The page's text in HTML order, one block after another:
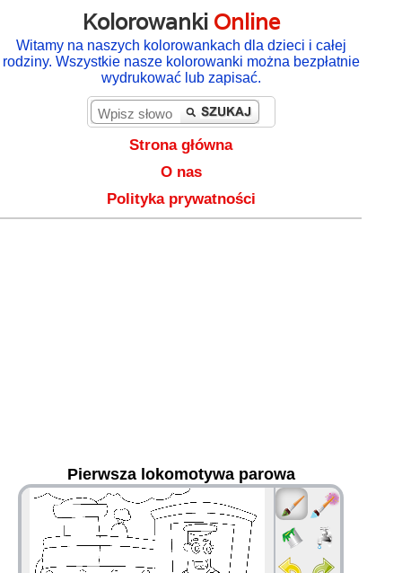
Kolorowanki Online
Witamy na naszych kolorowankach dla dzieci i całej
rodziny. Wszystkie nasze kolorowanki można bezpłatnie
wydrukować lub zapisać.
Strona główna
O nas
Polityka prywatności
Pierwsza lokomotywa parowa
36